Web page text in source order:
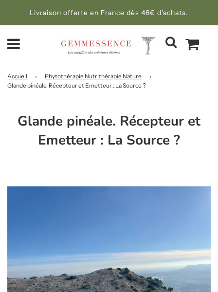
Livraison offerte en France dès 46€ d'achats.
Accueil › Phytothérapie Nutrithérapie Nature
›
Glande pinéale. Récepteur et Emetteur : La Source ?
Glande pinéale. Récepteur et
Emetteur : La Source ?